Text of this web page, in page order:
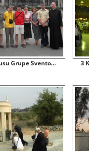
2 Musu Grupe Sventoves Aiksteje